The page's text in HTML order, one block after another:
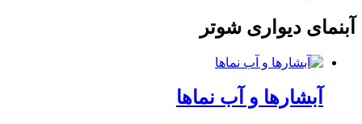
آبنمای دیواری شوتر
آبشارها و آب نماها